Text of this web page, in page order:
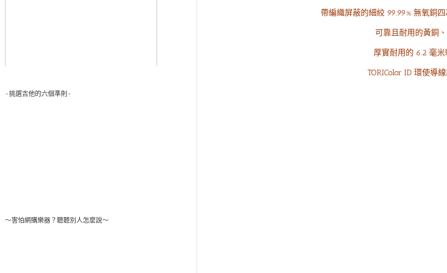
帶編織屏蔽的細絞 99.99% 無氧銅
可靠且耐用的黃銅
厚實耐用的 6.2 毫米
TORIColor ID 環使導
-挑選吉他的六個準則-
～害怕網購樂器？聽聽別人怎麼說～